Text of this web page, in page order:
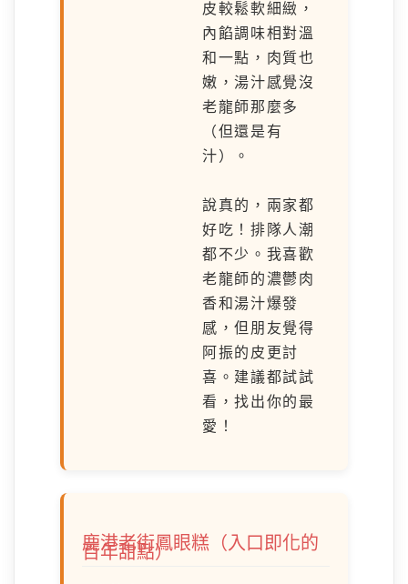
皮較鬆軟細緻，
內餡調味相對溫
和一點，肉質也
嫩，湯汁感覺沒
老龍師那麼多
（但還是有
汁）。
說真的，兩家都
好吃！排隊人潮
都不少。我喜歡
老龍師的濃鬱肉
香和湯汁爆發
感，但朋友覺得
阿振的皮更討
喜。建議都試試
看，找出你的最
愛！
鹿港老街鳳眼糕（入口即化的
百年甜點）